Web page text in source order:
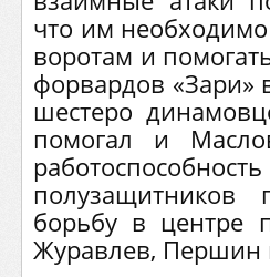
что им
воротам и
форвардов «Зари»
шестеро
помогал и
полузащитников
борьбу в центре
Журавлев, Першин